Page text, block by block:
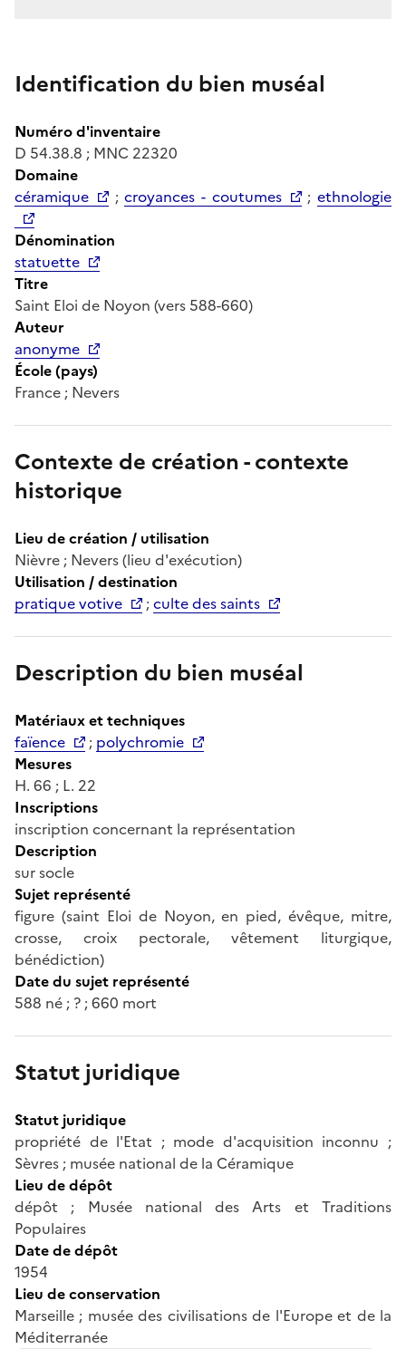
Identification du bien muséal
Numéro d'inventaire
D 54.38.8 ; MNC 22320
Domaine
céramique
;croyances - coutumes ;ethnologie
Dénomination
statuette
Titre
Saint Eloi de Noyon (vers 588-660)
Auteur
anonyme
École (pays)
France ; Nevers
Contexte de création - contexte
historique
Lieu de création / utilisation
Nièvre ; Nevers (lieu d'exécution)
Utilisation / destination
pratique votive
;culte des saints
Description du bien muséal
Matériaux et techniques
faïence
; polychromie
Mesures
H. 66 ; L. 22
Inscriptions
inscription concernant la représentation
Description
sur socle
Sujet représenté
figure (saint Eloi de Noyon, en pied, évêque, mitre,
crosse, croix pectorale, vêtement liturgique,
bénédiction)
Date du sujet représenté
588 né ; ? ; 660 mort
Statut juridique
Statut juridique
propriété de l'Etat ; mode d'acquisition inconnu ;
Sèvres ; musée national de la Céramique
Lieu de dépôt
dépôt ; Musée national des Arts et Traditions
Populaires
Date de dépôt
1954
Lieu de conservation
Marseille ; musée des civilisations de l'Europe et de la
Méditerranée